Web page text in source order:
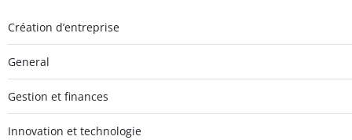
Création d’entreprise
General
Gestion et finances
Innovation et technologie